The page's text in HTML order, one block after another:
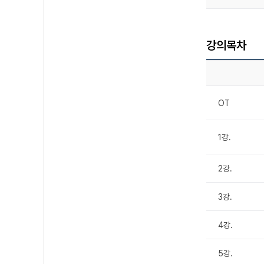
강의목차
OT
1강.
2강.
3강.
4강.
5강.